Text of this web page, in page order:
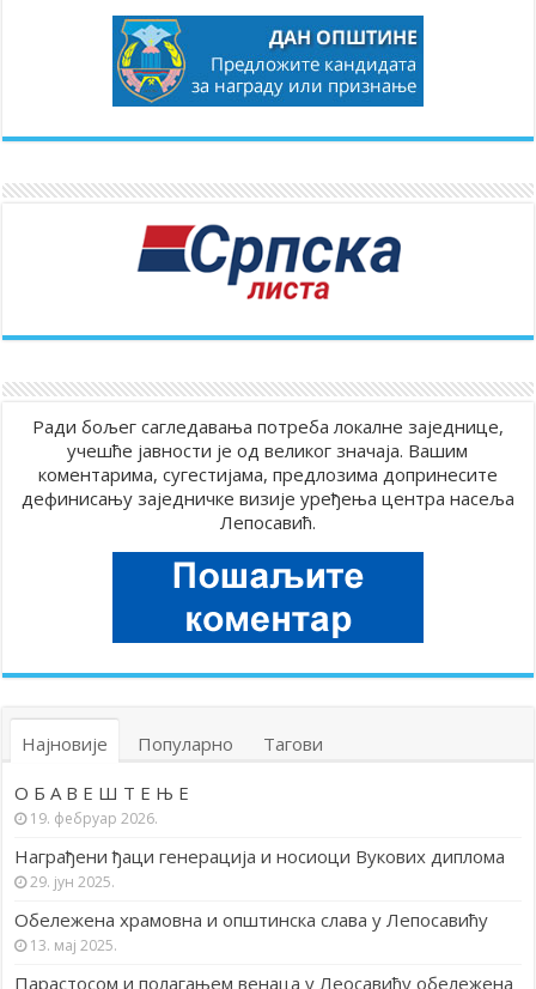
Ради бољег сагледавања потреба локалне заједнице,
учешће јавности је од великог значаја. Вашим
коментарима, сугестијама, предлозима допринесите
дефинисању заједничке визије уређења центра насеља
Лепосавић.
Најновије Популарно Тагови
О Б А В Е Ш Т Е Њ Е
19. фебруар 2026.
Награђени ђаци генерација и носиоци Вукових диплома
29. јун 2025.
Обележена храмовна и општинска слава у Лепосавићу
13. мај 2025.
Парастосом и полагањем венаца у Леосавићу обележена